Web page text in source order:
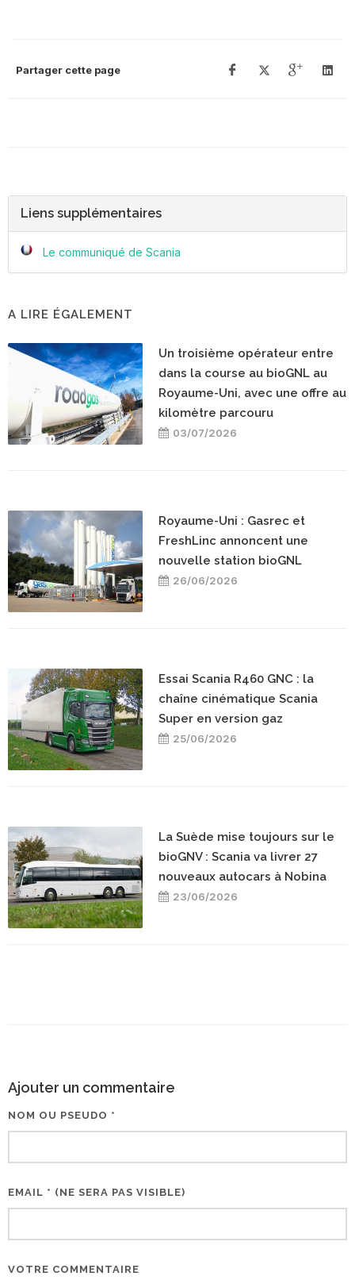
Partager cette page
Liens supplémentaires
Le communiqué de Scania
A LIRE ÉGALEMENT
Un troisième opérateur entre
dans la course au bioGNL au
Royaume-Uni, avec une offre au
kilomètre parcouru
03/07/2026
Royaume-Uni : Gasrec et
FreshLinc annoncent une
nouvelle station bioGNL
26/06/2026
Essai Scania R460 GNC : la
chaîne cinématique Scania
Super en version gaz
25/06/2026
La Suède mise toujours sur le
bioGNV : Scania va livrer 27
nouveaux autocars à Nobina
23/06/2026
Ajouter un commentaire
NOM OU PSEUDO *
EMAIL * (NE SERA PAS VISIBLE)
VOTRE COMMENTAIRE